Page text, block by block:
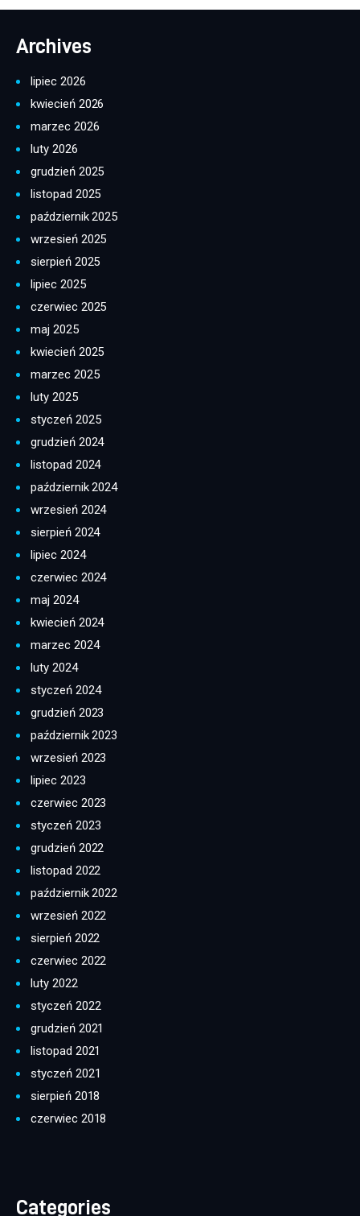
Archives
lipiec 2026
kwiecień 2026
marzec 2026
luty 2026
grudzień 2025
listopad 2025
październik 2025
wrzesień 2025
sierpień 2025
lipiec 2025
czerwiec 2025
maj 2025
kwiecień 2025
marzec 2025
luty 2025
styczeń 2025
grudzień 2024
listopad 2024
październik 2024
wrzesień 2024
sierpień 2024
lipiec 2024
czerwiec 2024
maj 2024
kwiecień 2024
marzec 2024
luty 2024
styczeń 2024
grudzień 2023
październik 2023
wrzesień 2023
lipiec 2023
czerwiec 2023
styczeń 2023
grudzień 2022
listopad 2022
październik 2022
wrzesień 2022
sierpień 2022
czerwiec 2022
luty 2022
styczeń 2022
grudzień 2021
listopad 2021
styczeń 2021
sierpień 2018
czerwiec 2018
Categories